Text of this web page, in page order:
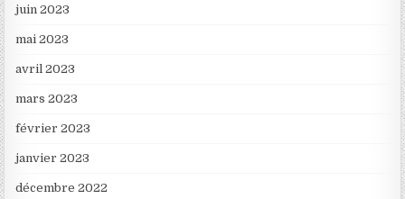
juin 2023
mai 2023
avril 2023
mars 2023
février 2023
janvier 2023
décembre 2022